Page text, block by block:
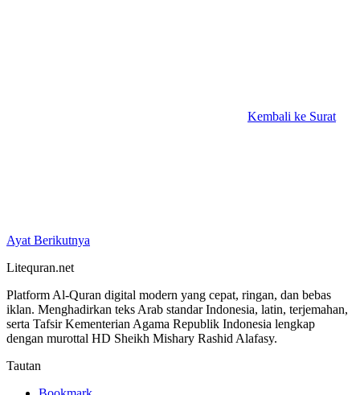
Kembali ke Surat
Ayat Berikutnya
Litequran.net
Platform Al-Quran digital modern yang cepat, ringan, dan bebas
iklan. Menghadirkan teks Arab standar Indonesia, latin, terjemahan,
serta Tafsir Kementerian Agama Republik Indonesia lengkap
dengan murottal HD Sheikh Mishary Rashid Alafasy.
Tautan